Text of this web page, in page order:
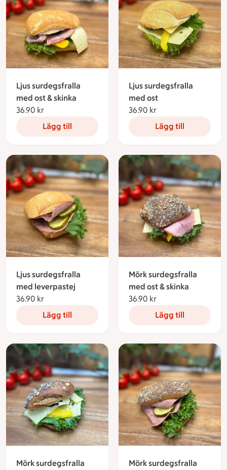
Ljus surdegsfralla
med ost & skinka
36.90 kr
Lägg till
Ljus surdegsfralla
med ost
36.90 kr
Lägg till
Ljus surdegsfralla
med leverpastej
36.90 kr
Lägg till
Mörk surdegsfralla
med ost & skinka
36.90 kr
Lägg till
Mörk surdegsfralla
Mörk surdegsfralla